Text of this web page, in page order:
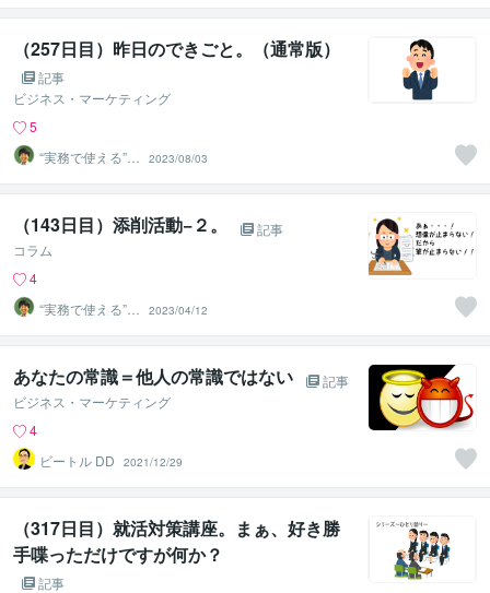
かめきち
（257日目）昨日のできごと。（通常版）
記事
ビジネス・マーケティング
5
“実務で使える”改
善パートナー／
かめきち
2023/08/03
（143日目）添削活動−２。
記事
コラム
4
“実務で使える”改
善パートナー／
かめきち
2023/04/12
あなたの常識＝他人の常識ではない
記事
ビジネス・マーケティング
4
ビートル DD
2021/12/29
（317日目）就活対策講座。まぁ、好き勝
手喋っただけですが何か？
記事